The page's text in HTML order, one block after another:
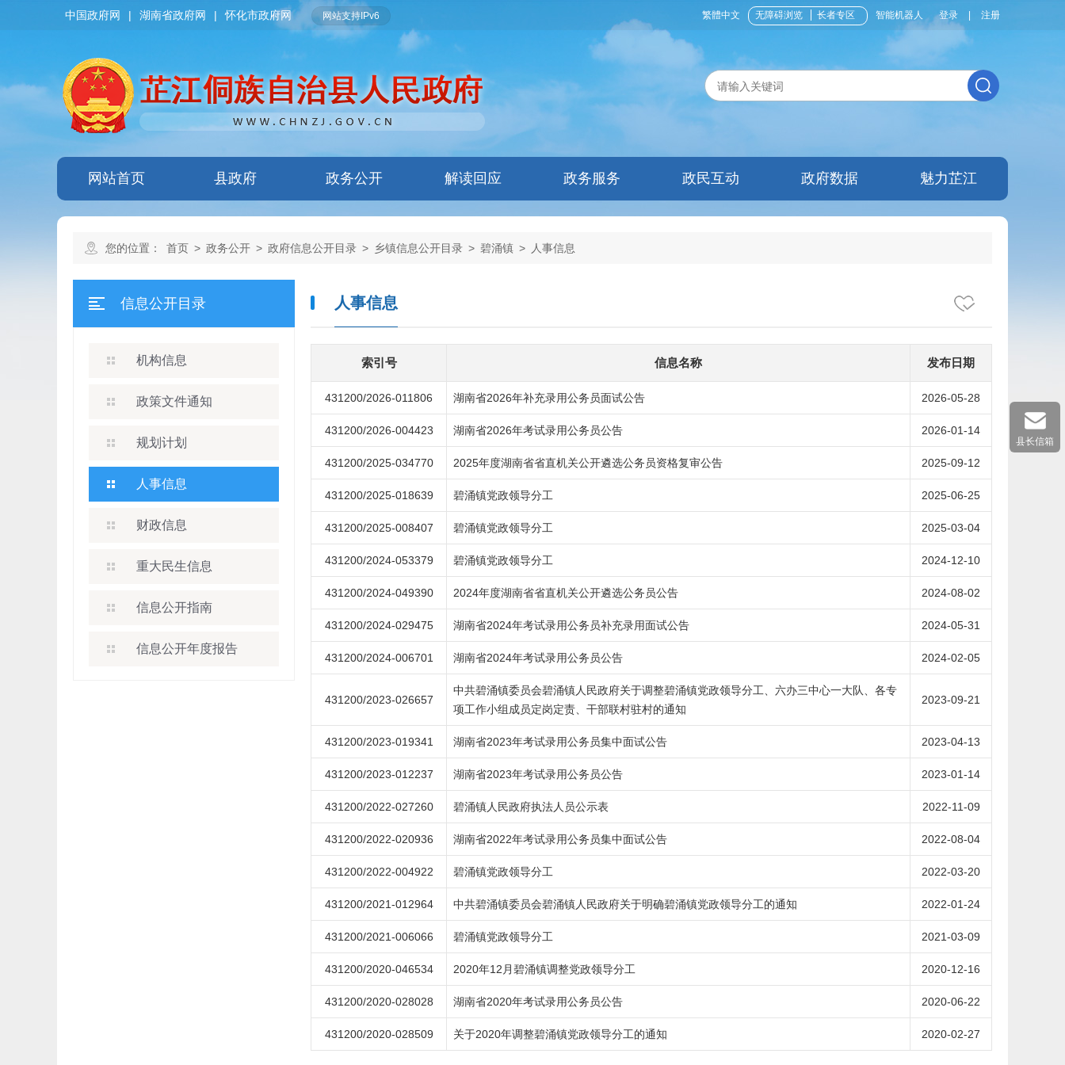
繁體中文 无障碍浏览 长者专区 智能机器人 登录 注册
中国政府网 | 湖南省政府网 | 怀化市政府网 网站支持IPv6
网站首页 县政府 政务公开 解读回应 政务服务 政民互动 政府数据 魅力芷江
您的位置： 首页 > 政务公开 > 政府信息公开目录 > 乡镇信息公开目录 > 碧涌镇 > 人事信息
信息公开目录
机构信息
政策文件通知
规划计划
人事信息
财政信息
重大民生信息
信息公开指南
信息公开年度报告
人事信息
索引号 信息名称 发布日期
431200/2026-011806 湖南省2026年补充录用公务员面试公告 2026-05-28
431200/2026-004423 湖南省2026年考试录用公务员公告 2026-01-14
431200/2025-034770 2025年度湖南省省直机关公开遴选公务员资格复审公告 2025-09-12
431200/2025-018639 碧涌镇党政领导分工 2025-06-25
431200/2025-008407 碧涌镇党政领导分工 2025-03-04
431200/2024-053379 碧涌镇党政领导分工 2024-12-10
431200/2024-049390 2024年度湖南省省直机关公开遴选公务员公告 2024-08-02
431200/2024-029475 湖南省2024年考试录用公务员补充录用面试公告 2024-05-31
431200/2024-006701 湖南省2024年考试录用公务员公告 2024-02-05
431200/2023-026657
中共碧涌镇委员会碧涌镇人民政府关于调整碧涌镇党政领导分工、六办三中心一大队、各专
项工作小组成员定岗定责、干部联村驻村的通知
2023-09-21
431200/2023-019341 湖南省2023年考试录用公务员集中面试公告 2023-04-13
431200/2023-012237 湖南省2023年考试录用公务员公告 2023-01-14
431200/2022-027260 碧涌镇人民政府执法人员公示表 2022-11-09
431200/2022-020936 湖南省2022年考试录用公务员集中面试公告 2022-08-04
431200/2022-004922 碧涌镇党政领导分工 2022-03-20
431200/2021-012964 中共碧涌镇委员会碧涌镇人民政府关于明确碧涌镇党政领导分工的通知 2022-01-24
431200/2021-006066 碧涌镇党政领导分工 2021-03-09
431200/2020-046534 2020年12月碧涌镇调整党政领导分工 2020-12-16
431200/2020-028028 湖南省2020年考试录用公务员公告 2020-06-22
431200/2020-028509 关于2020年调整碧涌镇党政领导分工的通知 2020-02-27
县长信箱